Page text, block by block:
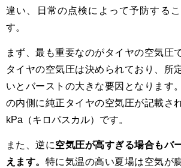
違い、日常の点検によって予防する
す。
まず、最も重要なのがタイヤの空気圧
タイヤの空気圧は決められており、所
いとバーストの大きな要因となります
の内側に純正タイヤの空気圧が記載さ
kPa（キロパスカル）です。
また、逆に空気圧が高すぎる場合もバ
えます。 特に気温の高い夏場は空気が